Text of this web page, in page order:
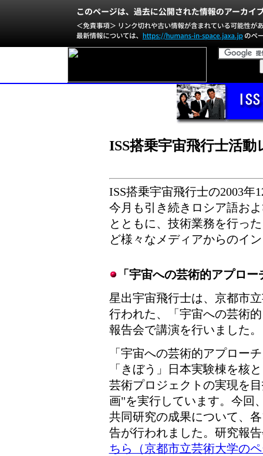
ISS搭乗宇宙飛行士活
ISS搭乗宇宙飛行士の2003
今月も引き続きロシア語お
とともに、技術業務を行っ
ど様々なメディアからのイ
「宇宙への芸術的アプロ
星出宇宙飛行士は、京都市
行われた、「宇宙への芸術
報告会で講演を行いました。
「宇宙への芸術的アプロー
「きぼう」日本実験棟を核
芸術プロジェクトの実現を
画"を実行しています。今回
共同研究の成果について、
告が行われました。研究報
ちら（京都市立芸術大学の